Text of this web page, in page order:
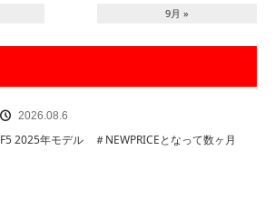
9月 »
2026.08.6
F5 2025年モデル ＃NEWPRICEとなって数ヶ月